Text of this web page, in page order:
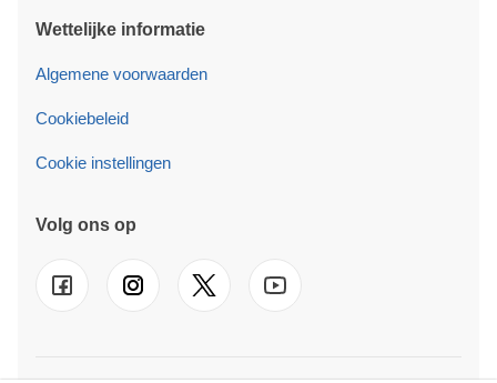
Wettelijke informatie
Algemene voorwaarden
Cookiebeleid
Cookie instellingen
Volg ons op